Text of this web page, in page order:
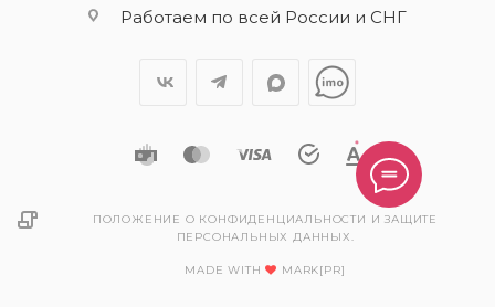
Работаем по всей России и СНГ
ПОЛОЖЕНИЕ О КОНФИДЕНЦИАЛЬНОСТИ И ЗАЩИТЕ
ПЕРСОНАЛЬНЫХ ДАННЫХ.
MADE WITH MARK[PR]